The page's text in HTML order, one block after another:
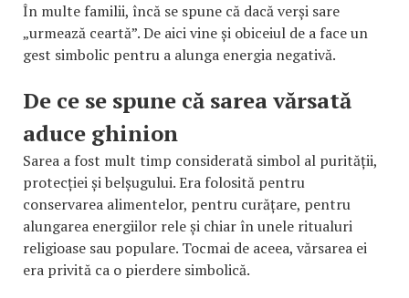
În multe familii, încă se spune că dacă verși sare
„urmează ceartă”. De aici vine și obiceiul de a face un
gest simbolic pentru a alunga energia negativă.
De ce se spune că sarea vărsată
aduce ghinion
Sarea a fost mult timp considerată simbol al purității,
protecției și belșugului. Era folosită pentru
conservarea alimentelor, pentru curățare, pentru
alungarea energiilor rele și chiar în unele ritualuri
religioase sau populare. Tocmai de aceea, vărsarea ei
era privită ca o pierdere simbolică.